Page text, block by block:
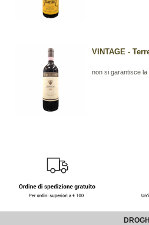
VINTAGE -
non si garantisce la